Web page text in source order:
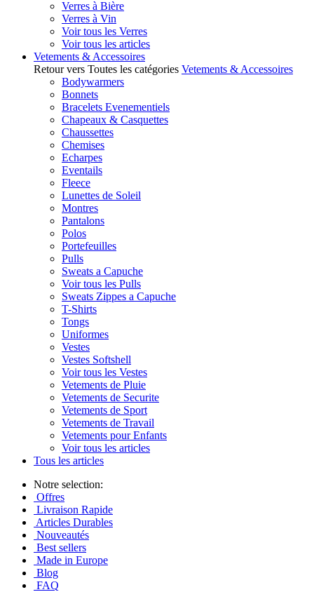
Verres à Bière
Verres à Vin
Voir tous les Verres
Voir tous les articles
Vetements & Accessoires
Retour vers Toutes les catégories Vetements & Accessoires
Bodywarmers
Bonnets
Bracelets Evenementiels
Chapeaux & Casquettes
Chaussettes
Chemises
Echarpes
Eventails
Fleece
Lunettes de Soleil
Montres
Pantalons
Polos
Portefeuilles
Pulls
Sweats a Capuche
Voir tous les Pulls
Sweats Zippes a Capuche
T-Shirts
Tongs
Uniformes
Vestes
Vestes Softshell
Voir tous les Vestes
Vetements de Pluie
Vetements de Securite
Vetements de Sport
Vetements de Travail
Vetements pour Enfants
Voir tous les articles
Tous les articles
Notre selection:
Offres
Livraison Rapide
Articles Durables
Nouveautés
Best sellers
Made in Europe
Blog
FAQ